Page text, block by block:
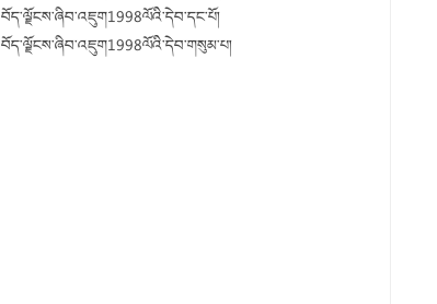
བོད་ལྗོངས་ཞིབ་འཇུག1998ལོའི་དེབ་དང་པོ།
བོད་ལྗོངས་ཞིབ་འཇུག1998ལོའི་དེབ་གསུམ་པ།